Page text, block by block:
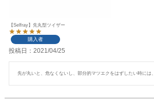
【Selfray】先丸型ツイザー
購入者
投稿日 2021/04/25
先が丸いと、危なくないし、部分的マツエクをはずしたい時には